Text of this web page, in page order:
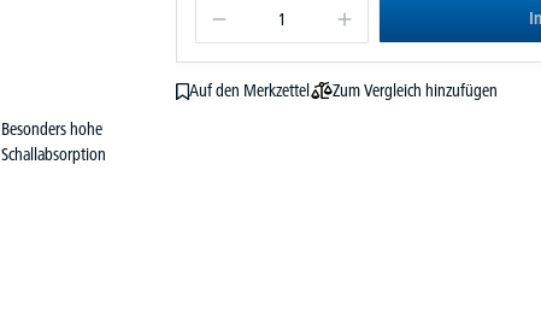
Auf den Merkzettel
Zum Vergleich hinzufügen
Besonders hohe
Schallabsorption